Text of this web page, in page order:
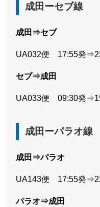
成田ーセブ線
成田⇒セブ
UA032便 17:55発
セブ⇒成田
UA033便 09:30発
成田ーパラオ線
成田⇒パラオ
UA143便 17:55発
パラオ⇒成田